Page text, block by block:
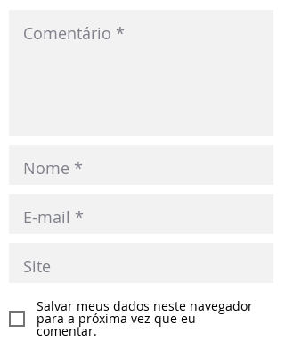
Salvar meus dados neste navegador
para a próxima vez que eu
comentar.